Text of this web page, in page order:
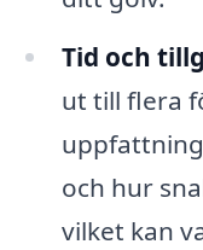
Tid och
ut till flera
och hur
vilket kan